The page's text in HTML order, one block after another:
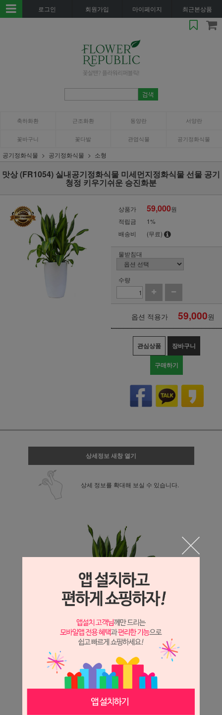
로그인 회원가입 마이페이지 최근본상품
축하화환 근조화환 동양란 서양란
꽃바구니 꽃다발 관엽식물 공기정화식물
공기정화식물 공기정화식물 소형
맛상 (FR1054) 실내공기정화식물 미세먼지정화식물 선물 공기
청정 키우기쉬운 승진화분
상품가 59,000원
적립금
1%
배송비
(무료)
물받침대
수량
옵션 적용가 59,000원
관심상품 장바구니
구매하기
상세정보 새창 열기
상세 정보를 확대해 보실 수 있습니다.